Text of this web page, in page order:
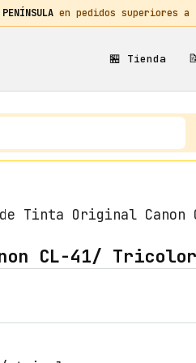
en pedidos superiores a
🏪 Tienda
Tinta Original Canon
CL-41/ Tricolor